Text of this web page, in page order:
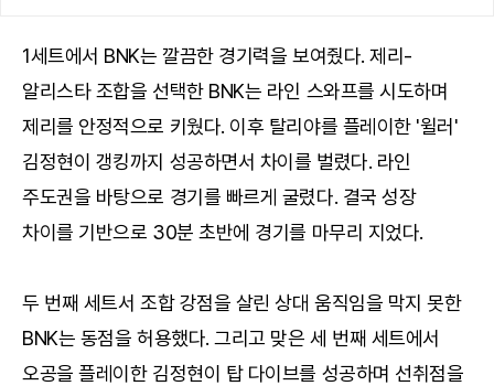
1세트에서 BNK는 깔끔한 경기력을 보여줬다. 제리-
알리스타 조합을 선택한 BNK는 라인 스와프를 시도하며
제리를 안정적으로 키웠다. 이후 탈리야를 플레이한 '윌러'
김정현이 갱킹까지 성공하면서 차이를 벌렸다. 라인
주도권을 바탕으로 경기를 빠르게 굴렸다. 결국 성장
차이를 기반으로 30분 초반에 경기를 마무리 지었다.
두 번째 세트서 조합 강점을 살린 상대 움직임을 막지 못한
BNK는 동점을 허용했다. 그리고 맞은 세 번째 세트에서
오공을 플레이한 김정현이 탑 다이브를 성공하며 선취점을